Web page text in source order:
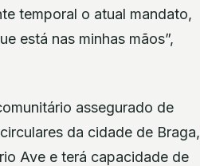
temporal o atual mandato,
está nas minhas mãos”,
assegurado de
da cidade de Braga,
Ave e terá capacidade de